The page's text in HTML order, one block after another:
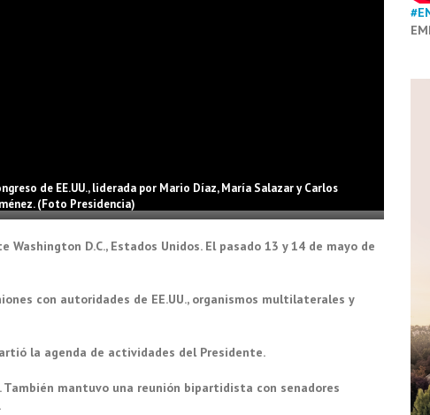
de EE.UU., liderada por Mario Díaz, María Salazar y Carlos
(Foto Presidencia)
D.C., Estados Unidos. El pasado 13 y 14 de mayo de
con autoridades de EE.UU., organismos multilaterales y
la agenda de actividades del Presidente.
También mantuvo una reunión bipartidista con senadores